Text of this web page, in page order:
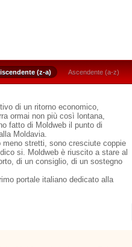
(z-a) Ascendente (a-z)
di un ritorno economico,
ormai non più così lontana,
fatto di Moldweb il punto di
Moldavia.
stretti, sono cresciute coppie
si. Moldweb è riuscito a stare al
di un consiglio, di un sostegno
portale italiano dedicato alla